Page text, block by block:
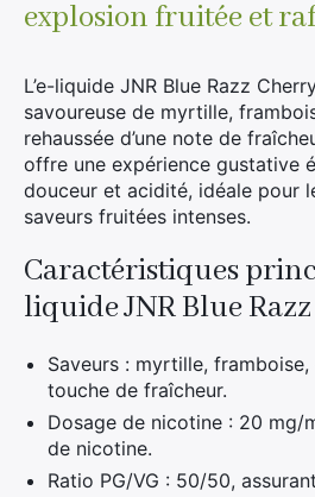
explosion fruitée et
L’e-liquide JNR Blue Razz
savoureuse de myrtille,
rehaussée d’une note de
offre une expérience gustative
douceur et acidité, idéale pour
saveurs fruitées intenses.
Caractéristiques
liquide JNR Blue
Saveurs : myrtille,
touche de fraîcheur.
Dosage de nicotine : 20 mg/
de nicotine.
Ratio PG/VG : 50/50,
Salé